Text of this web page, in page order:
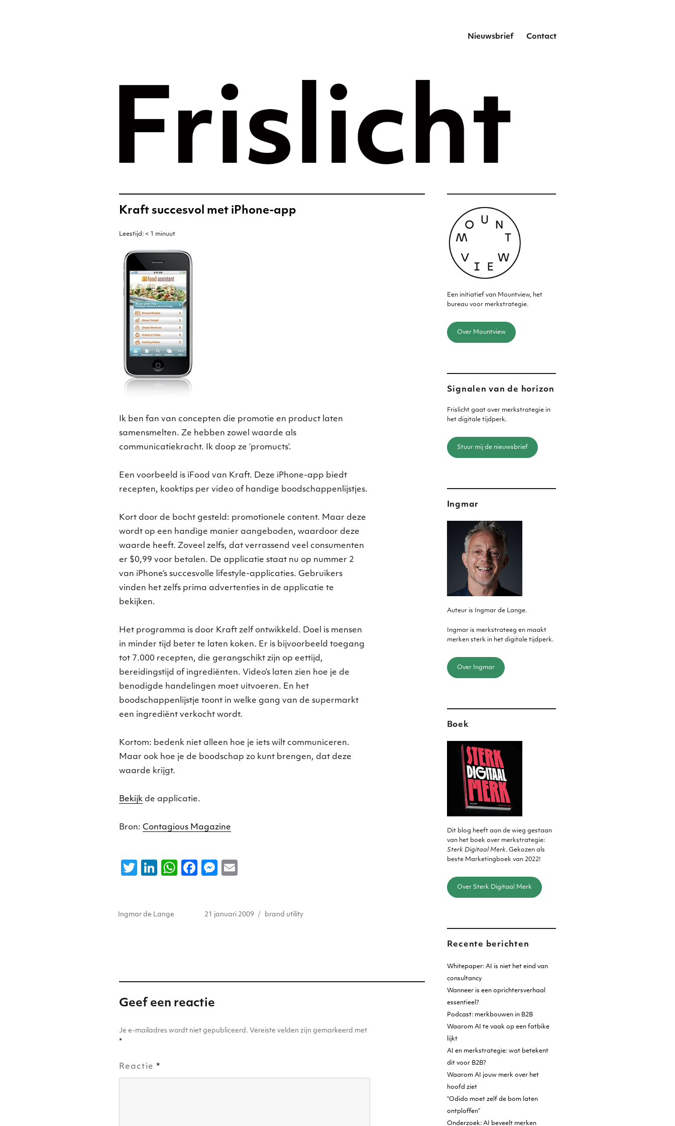
Merkstrategie voor het
Frislicht
Nieuwsbrief Contact
Kraft succesvol met iPhone-app
Leestijd: < 1 minuut
Ik ben fan van concepten die promotie en product laten
samensmelten. Ze hebben zowel waarde als
communicatiekracht. Ik doop ze ‘promucts’.
Een voorbeeld is iFood van Kraft. Deze iPhone-app biedt
recepten, kooktips per video of handige boodschappenlijstjes.
Kort door de bocht gesteld: promotionele content. Maar deze
wordt op een handige manier aangeboden, waardoor deze
waarde heeft. Zoveel zelfs, dat verrassend veel consumenten
er $0,99 voor betalen. De applicatie staat nu op nummer 2
van iPhone’s succesvolle lifestyle-applicaties. Gebruikers
vinden het zelfs prima advertenties in de applicatie te
bekijken.
Het programma is door Kraft zelf ontwikkeld. Doel is mensen
in minder tijd beter te laten koken. Er is bijvoorbeeld toegang
tot 7.000 recepten, die gerangschikt zijn op eettijd,
bereidingstijd of ingrediënten. Video’s laten zien hoe je de
benodigde handelingen moet uitvoeren. En het
boodschappenlijstje toont in welke gang van de supermarkt
een ingrediënt verkocht wordt.
Kortom: bedenk niet alleen hoe je iets wilt communiceren.
Maar ook hoe je de boodschap zo kunt brengen, dat deze
waarde krijgt.
Bekijkde applicatie.
Bron: Contagious Magazine
T
te
Li
e
W F
e
k
M
e
l
Ingmar de Lange
Geplaatst
21 januari 2009
Tags
brand utility
Geef een reactie
Je e-mailadres wordt niet gepubliceerd. Vereiste velden zijn gemarkeerd met
*
Reactie*
Een initiatief van Mountview, het
bureau voor merkstrategie.
Over Mountview
Signalen van de horizon
Frislicht gaat over merkstrategie in
het digitale tijdperk.
Stuur mij de nieuwsbrief
Ingmar
Auteur is Ingmar de Lange.
Ingmar is merkstrateeg en maakt
merken sterk in het digitale tijdperk.
Over Ingmar
Boek
Dit blog heeft aan de wieg gestaan
van het boek over merkstrategie:
Sterk Digitaal Merk. Gekozen als
beste Marketingboek van 2022!
Over Sterk Digitaal Merk
Recente berichten
Whitepaper: AI is niet het eind van
consultancy
Wanneer is een oprichtersverhaal
essentieel?
Podcast: merkbouwen in B2B
Waarom AI te vaak op een fatbike
lijkt
AI en merkstrategie: wat betekent
dit voor B2B?
Waarom AI jouw merk over het
hoofd ziet
“Odido moet zelf de bom laten
ontploffen”
Onderzoek: AI beveelt merken